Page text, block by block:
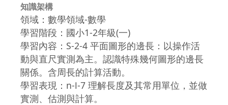
知識架構
領域：數學領域-數學
學習階段：國小1-2年級(一)
學習內容：S-2-4 平面圖形的邊長：以操作活
動與直尺實測為主。認識特殊幾何圖形的邊長
關係。含周長的計算活動。
學習表現：n-Ⅰ-7 理解長度及其常用單位，並做
實測、估測與計算。